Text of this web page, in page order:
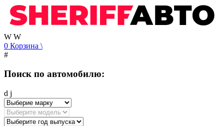
W W
0 Корзина \
#
Поиск по автомобилю:
d j